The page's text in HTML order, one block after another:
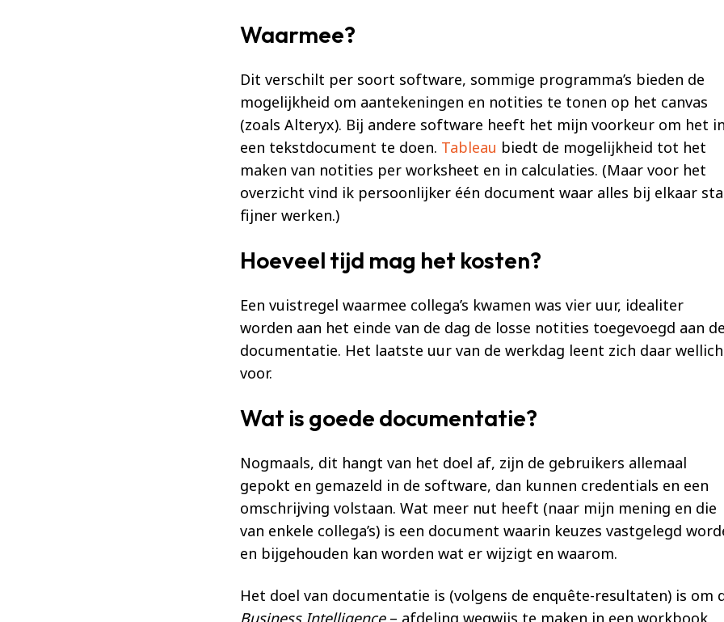
Waarmee?
Dit verschilt per soort software, sommige programma’s bieden de
mogelijkheid om aantekeningen en notities te tonen op het canvas
(zoals Alteryx). Bij andere software heeft het mijn voorkeur om het
een tekstdocument te doen. Tableau biedt de mogelijkheid tot het
maken van notities per worksheet en in calculaties. (Maar voor het
overzicht vind ik persoonlijker één document waar alles bij elkaar
fijner werken.)
Hoeveel tijd mag het kosten?
Een vuistregel waarmee collega’s kwamen was vier uur, idealiter
worden aan het einde van de dag de losse notities toegevoegd aan
documentatie. Het laatste uur van de werkdag leent zich daar
voor.
Wat is goede documentatie?
Nogmaals, dit hangt van het doel af, zijn de gebruikers allemaal
gepokt en gemazeld in de software, dan kunnen credentials en een
omschrijving volstaan. Wat meer nut heeft (naar mijn mening en die
van enkele collega’s) is een document waarin keuzes vastgelegd
en bijgehouden kan worden wat er wijzigt en waarom.
Het doel van documentatie is (volgens de enquête-resultaten) is om
Business Intelligence– afdeling wegwijs te maken in een workbook.